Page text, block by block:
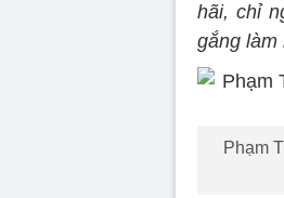
hãi, chỉ
gắng làm
Phạm